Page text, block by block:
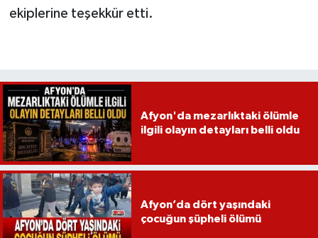
ekiplerine teşekkür etti.
Afyon'da mezarlıktaki ölümle
ilgili olayın detayları belli oldu
Afyon’da dört yaşındaki
çocuğun şüpheli ölümü